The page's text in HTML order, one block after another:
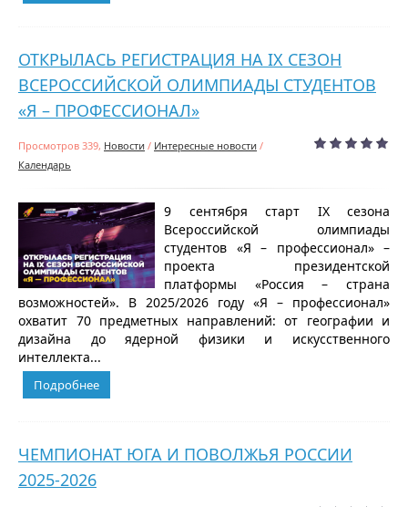
ОТКРЫЛАСЬ РЕГИСТРАЦИЯ НА IX СЕЗОН
ВСЕРОССИЙСКОЙ ОЛИМПИАДЫ СТУДЕНТОВ
«Я – ПРОФЕССИОНАЛ»
Просмотров 339, Новости / Интересные новости /
Календарь
9 сентября старт IX сезона
Всероссийской олимпиады
студентов «Я – профессионал» –
проекта президентской
платформы «Россия – страна
возможностей». В 2025/2026 году «Я – профессионал»
охватит 70 предметных направлений: от географии и
дизайна до ядерной физики и искусственного
интеллекта...
Подробнее
ЧЕМПИОНАТ ЮГА И ПОВОЛЖЬЯ РОССИИ
2025-2026